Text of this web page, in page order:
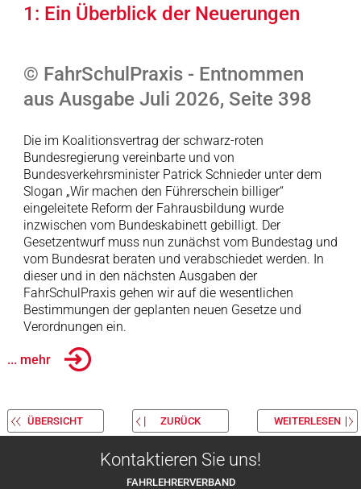
1: Ein Überblick der Neuerungen
© FahrSchulPraxis - Entnommen
aus Ausgabe Juli 2026, Seite 398
Die im Koalitionsvertrag der schwarz-roten
Bundesregierung vereinbarte und von
Bundesverkehrsminister Patrick Schnieder unter dem
Slogan „Wir machen den Führerschein billiger“
eingeleitete Reform der Fahrausbildung wurde
inzwischen vom Bundeskabinett gebilligt. Der
Gesetzentwurf muss nun zunächst vom Bundestag und
vom Bundesrat beraten und verabschiedet werden. In
dieser und in den nächsten Ausgaben der
FahrSchulPraxis gehen wir auf die wesentlichen
Bestimmungen der geplanten neuen Gesetze und
Verordnungen ein.
... mehr
ÜBERSICHT ZURÜCK WEITERLESEN
Kontaktieren Sie uns!
FAHRLEHRERVERBAND